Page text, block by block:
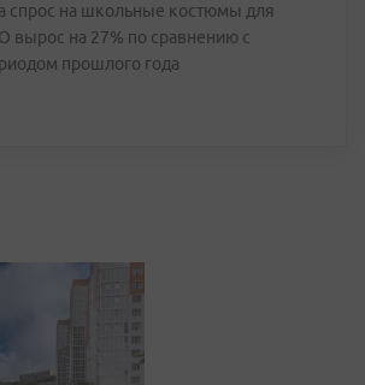
спрос на школьные костюмы для
вырос на 27% по сравнению с
прошлого года